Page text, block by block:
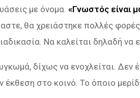
με όνομα. «Γνωστός είναι
θα χρειάστηκε πολλές
Να καλείται δηλαδή να
δίχως να ενοχλείται.
στο κοινό. Το όποιο